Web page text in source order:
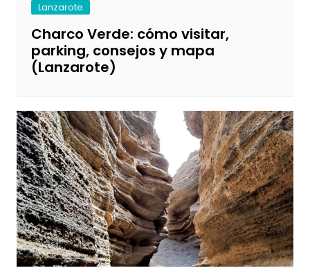
Lanzarote
Charco Verde: cómo visitar,
parking, consejos y mapa
(Lanzarote)